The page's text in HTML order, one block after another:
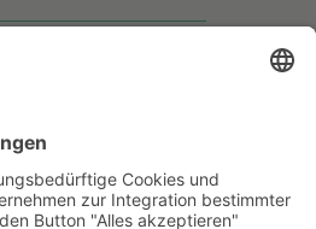
Widerruf